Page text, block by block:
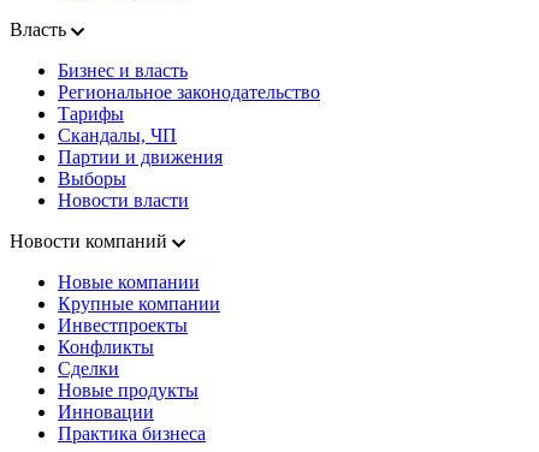
Власть
Бизнес и власть
Региональное законодательство
Тарифы
Скандалы, ЧП
Партии и движения
Выборы
Новости власти
Новости компаний
Новые компании
Крупные компании
Инвестпроекты
Конфликты
Сделки
Новые продукты
Инновации
Практика бизнеса